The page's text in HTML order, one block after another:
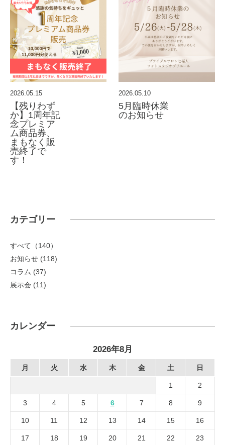
2026.05.15
【残りわず
か】1周年記
念プレミア
ム商品券、
まもなく販
売終了で
す！
2026.05.10
5月臨時休業
のお知らせ
カテゴリー
すべて（140）
お知らせ (118)
コラム (37)
展示会 (11)
カレンダー
2026年8月
月 火 水 木 金 土 日
1 2
3 4 5 6 7 8 9
10 11 12 13 14 15 16
17 18 19 20 21 22 23